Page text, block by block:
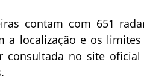
contam com 651
a localização e os limites
consultada no site oficial